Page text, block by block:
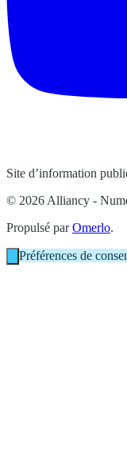
Site d’information
© 2026 Alliancy -
Propulsé parOmerlo.
Préférences de